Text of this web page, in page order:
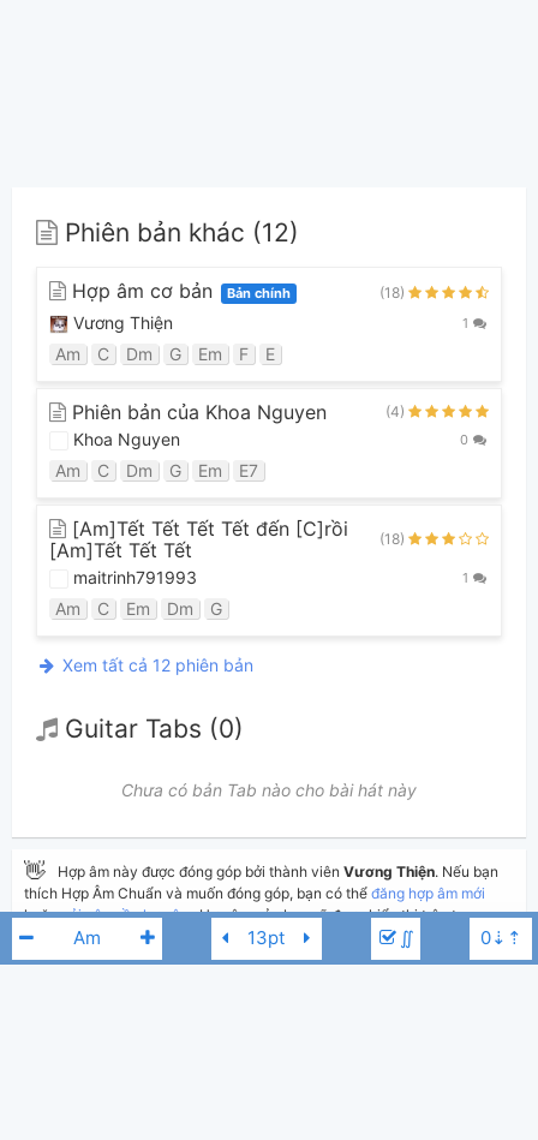
∬
Phiên bản khác (12)
Hợp âm cơ bản Bản chính (18)
Vương Thiện 1
Am C Dm G Em F E
Phiên bản của Khoa Nguyen (4)
Khoa Nguyen 0
Am C Dm G Em E7
[Am]Tết Tết Tết Tết đến [C]rồi
[Am]Tết Tết Tết
(18)
maitrinh791993 1
Am C Em Dm G
Xem tất cả 12 phiên bản
Guitar Tabs (0)
Chưa có bản Tab nào cho bài hát này
👋 Hợp âm này được đóng góp bởi thành viên Vương Thiện. Nếu bạn
thích Hợp Âm Chuẩn và muốn đóng góp, bạn có thể đăng hợp âm mới
hoặcgửi yêu cầu hợp âm. Hợp âm của bạn sẽ được hiển thị trên trang
chủ cho tất cả mọi người tra cứu.
Nếu bạn thấy hợp âm có sai sót, bạn có thể bình luận ở bên dưới hoặc gửi